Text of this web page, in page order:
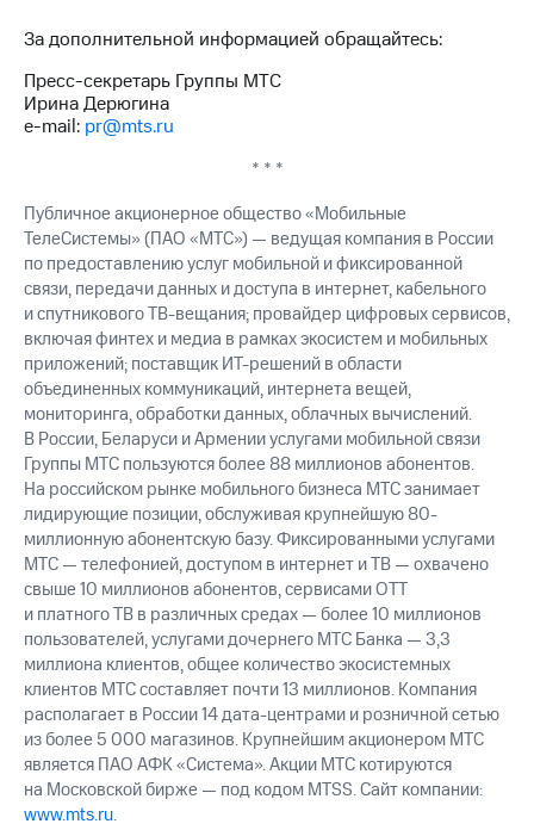
За дополнительной информацией обращайтесь:
Пресс-секретарь Группы МТС
Ирина Дерюгина
e-mail: pr@mts.ru
* * *
Публичное акционерное общество «Мобильные
ТелеСистемы» (ПАО «МТС») — ведущая компания в России
по предоставлению услуг мобильной и фиксированной
связи, передачи данных и доступа в интернет, кабельного
и спутникового ТВ-вещания; провайдер цифровых сервисов,
включая финтех и медиа в рамках экосистем и мобильных
приложений; поставщик ИТ-решений в области
объединенных коммуникаций, интернета вещей,
мониторинга, обработки данных, облачных вычислений.
В России, Беларуси и Армении услугами мобильной связи
Группы МТС пользуются более 88 миллионов абонентов.
На российском рынке мобильного бизнеса МТС занимает
лидирующие позиции, обслуживая крупнейшую 80-
миллионную абонентскую базу. Фиксированными услугами
МТС — телефонией, доступом в интернет и ТВ — охвачено
свыше 10 миллионов абонентов, сервисами OTT
и платного ТВ в различных средах — более 10 миллионов
пользователей, услугами дочернего МТС Банка — 3,3
миллиона клиентов, общее количество экосистемных
клиентов МТС составляет почти 13 миллионов. Компания
располагает в России 14 дата-центрами и розничной сетью
из более 5 000 магазинов. Крупнейшим акционером МТС
является ПАО АФК «Система». Акции МТС котируются
на Московской бирже — под кодом MTSS. Сайт компании:
www.mts.ru.